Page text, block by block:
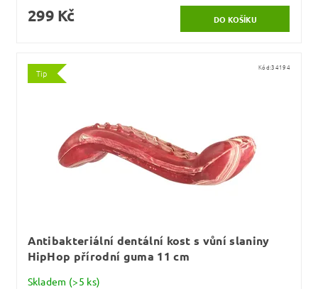
299 Kč
Tip
Kód:34194
Antibakteriální dentální kost s vůní slaniny
HipHop přírodní guma 11 cm
Skladem (>5 ks)